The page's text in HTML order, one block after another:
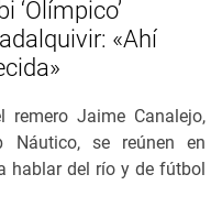
‘Olímpico’
«Ahí
Jaime Canalejo,
Náutico, se reúnen en
hablar del río y de fútbol